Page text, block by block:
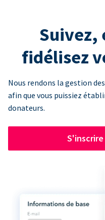
Suivez,
fidélisez
Nous rendons la gestion
afin que vous puissiez
donateurs.